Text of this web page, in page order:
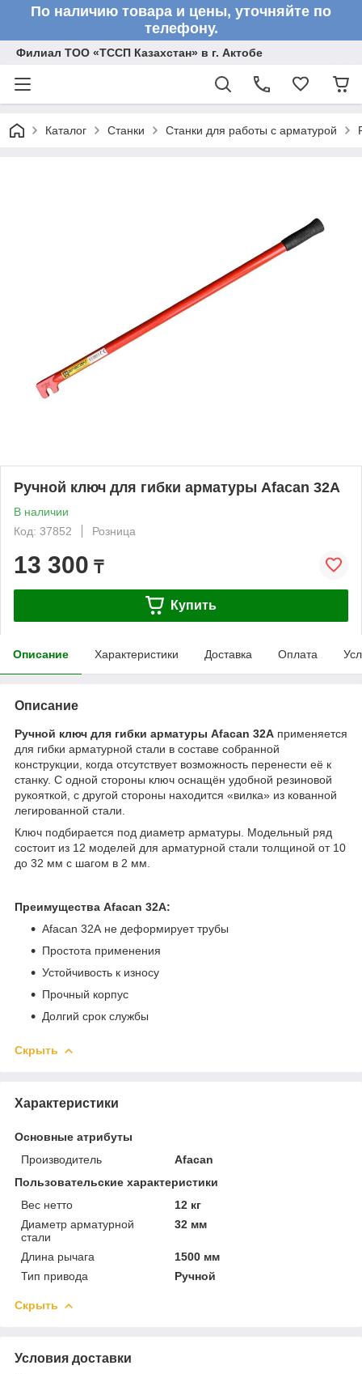
По наличию товара и цены, уточняйте по
телефону.
Филиал ТОО «ТССП Казахстан» в г. Актобе
Каталог Станки Станки для работы с арматурой
Ручной ключ для гибки арматуры Afacan 32А
В наличии
Код: 37852
Розница
13 300 ₸
Купить
Описание Характеристики Доставка Оплата
Описание
Ручной ключ для гибки арматуры Afacan 32A применяется
для гибки арматурной стали в составе собранной
конструкции, когда отсутствует возможность перенести её к
станку. С одной стороны ключ оснащён удобной резиновой
рукояткой, с другой стороны находится «вилка» из кованной
легированной стали.
Ключ подбирается под диаметр арматуры. Модельный ряд
состоит из 12 моделей для арматурной стали толщиной от 10
до 32 мм с шагом в 2 мм.
Преимущества Afacan 32А:
Afacan 32А не деформирует трубы
Простота применения
Устойчивость к износу
Прочный корпус
Долгий срок службы
Скрыть
Характеристики
Основные атрибуты
Производитель
Afacan
Пользовательские характеристики
Вес нетто
12 кг
Диаметр арматурной
стали
32 мм
Длина рычага
1500 мм
Тип привода
Ручной
Скрыть
Условия доставки